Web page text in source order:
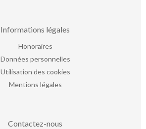
Informations légales
Honoraires
Données personnelles
Utilisation des cookies
Mentions légales
Contactez-nous